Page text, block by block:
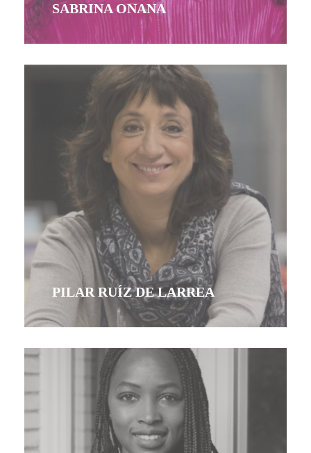
SABRINA ONANA
PILAR RUÍZ DE LARREA